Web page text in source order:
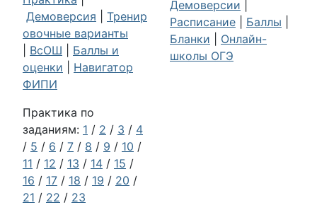
Демоверсия
Тренир
овочные варианты
ВсОШ
Баллы и
оценки
Навигатор
ФИПИ
Практика по
заданиям: 1 / 2 / 3 / 4
/ 5 / 6 / 7 / 8 / 9 / 10 /
11 / 12 / 13 / 14 / 15 /
16 / 17 / 18 / 19 / 20 /
21 / 22 / 23
Демоверсии
Расписание
Баллы
Бланки
Онлайн-
школы ОГЭ